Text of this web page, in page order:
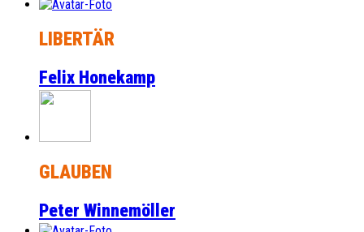
LIBERTÄR
Felix Honekamp
GLAUBEN
Peter Winnemöller